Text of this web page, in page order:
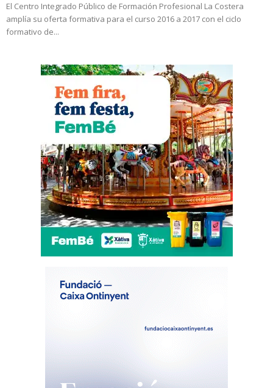
El Centro Integrado Público de Formación Profesional La Costera
amplía su oferta formativa para el curso 2016 a 2017 con el ciclo
formativo de...